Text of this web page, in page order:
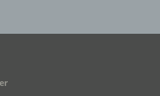
durch Übermittlung,
Löschen oder die